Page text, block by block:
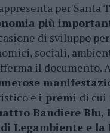
per Santa
più
di sviluppo
sociali,
il documento.
e i premi di cui
Bandiere Blu,
Legambiente e la